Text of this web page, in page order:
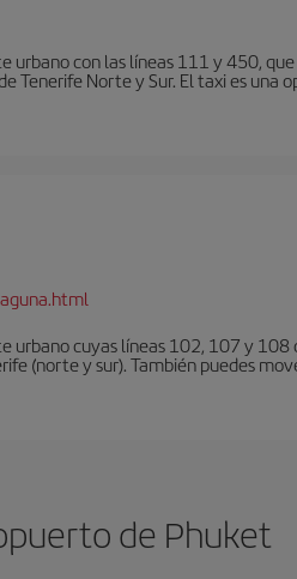
con las líneas 111 y 450,
Tenerife Norte y Sur. El taxi es una
cuyas líneas 102, 107 y
(norte y sur). También puedes
de Phuket